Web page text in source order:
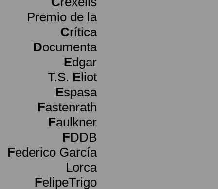
Premio de la
Crítica
Documenta
Edgar
T.S. Eliot
Espasa
Fastenrath
Faulkner
FDDB
Federico García
Lorca
FelipeTrigo